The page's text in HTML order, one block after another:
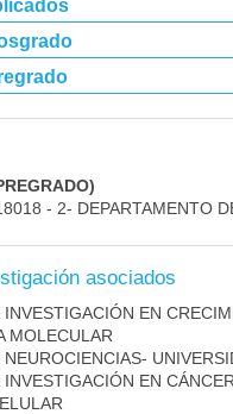
- 2- DEPARTAMENTO
asociados
EN
MOLECULAR
EN